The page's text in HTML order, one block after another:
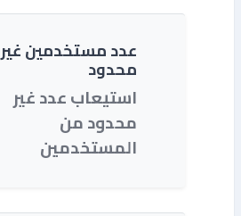
عدد مستخدمين غير
محدود
استيعاب عدد غير
محدود من
المستخدمين